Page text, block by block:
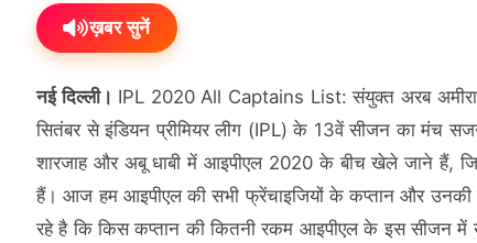
ख़बर सुनें
नई दिल्ली। IPL 2020 All Captains List: संयुक्त अरब
सितंबर से इंडियन प्रीमियर लीग (IPL) के 13वें सीजन का मंच
शारजाह और अबू धाबी में आइपीएल 2020 के बीच खेले जाने हैं,
हैं। आज हम आइपीएल की सभी फ्रेंचाइजियों के कप्तान और उनकी
रहे है कि किस कप्तान की कितनी रकम आइपीएल के इस सीजन में